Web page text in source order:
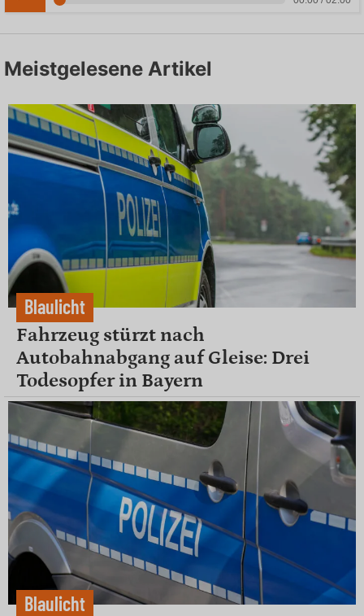
Meistgelesene Artikel
Blaulicht
Fahrzeug stürzt nach
Autobahnabgang auf Gleise: Drei
Todesopfer in Bayern
Blaulicht